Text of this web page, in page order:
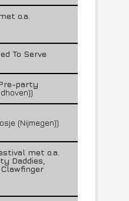
o.a.
To Serve
party
(Nijmegen))
met o.a.
Daddies,